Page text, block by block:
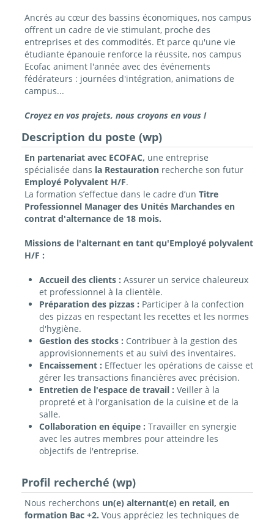
Ancrés au cœur des bassins économiques, nos campus
offrent un cadre de vie stimulant, proche des
entreprises et des commodités. Et parce qu'une vie
étudiante épanouie renforce la réussite, nos campus
Ecofac animent l'année avec des événements
fédérateurs : journées d'intégration, animations de
campus...
Croyez en vos projets, nous croyons en vous !
Description du poste (wp)
En partenariat avec ECOFAC, une entreprise
spécialisée dans la Restaurationrecherche son futur
Employé Polyvalent H/F.
La formation s’effectue dans le cadre d’un Titre
Professionnel Manager des Unités Marchandes en
contrat d'alternance de 18 mois.
Missions de l'alternant en tant qu'Employé polyvalent
H/F :
Accueil des clients : Assurer un service chaleureux
et professionnel à la clientèle.
Préparation des pizzas : Participer à la confection
des pizzas en respectant les recettes et les normes
d'hygiène.
Gestion des stocks : Contribuer à la gestion des
approvisionnements et au suivi des inventaires.
Encaissement : Effectuer les opérations de caisse et
gérer les transactions financières avec précision.
Entretien de l'espace de travail : Veiller à la
propreté et à l'organisation de la cuisine et de la
salle.
Collaboration en équipe : Travailler en synergie
avec les autres membres pour atteindre les
objectifs de l'entreprise.
Profil recherché (wp)
Nous recherchons un(e) alternant(e) en retail, en
formation Bac +2. Vous appréciez les techniques de